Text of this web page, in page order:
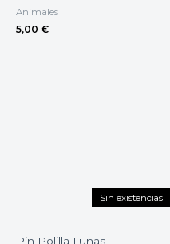
Animales
5,00 €
Sin existencias
Pin Polilla Lunas